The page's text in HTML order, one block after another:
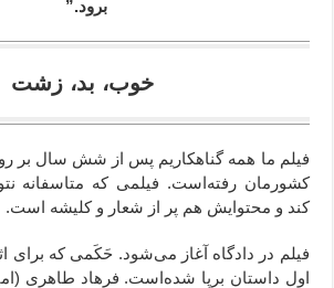
برود.”
فیلم ما همه گناهکاریم پس از شش سال بر
کشورمان رفته‌است. فیلمی که متاسفانه
کند و محتوایش هم پر از شعار و کلیشه است.
فیلم در دادگاه آغاز می‌شود. حَکَمی که
اول داستان برپا شده‌است. فرهاد طاهری